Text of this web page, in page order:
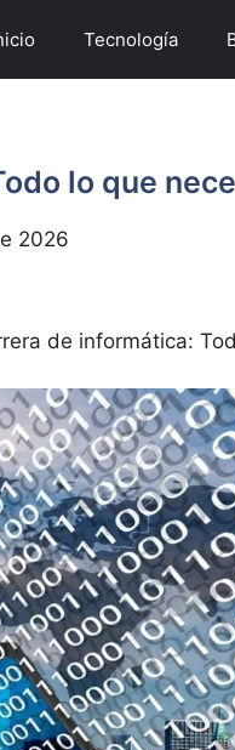
Tecnología
lo que
2026
de informática: